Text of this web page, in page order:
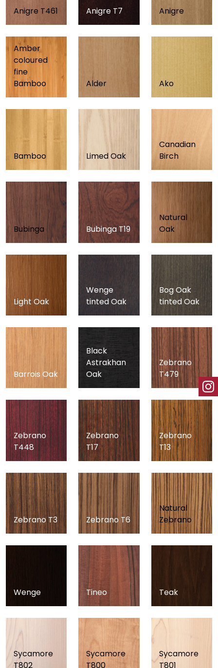
Anigre T461 Anigre T7 Anigre
Amber
coloured
fine
Bamboo
Alder Ako
Bamboo Limed Oak
Canadian
Birch
Bubinga Bubinga T19
Natural
Oak
Light Oak
Wenge
tinted Oak
Bog Oak
tinted Oak
Barrois Oak
Black
Astrakhan
Oak
Zebrano
T479
Zebrano
T448
Zebrano
T17
Zebrano
T13
Zebrano T3 Zebrano T6
Natural
Zebrano
Wenge Tineo Teak
Sycamore
T802
Sycamore
T800
Sycamore
T801